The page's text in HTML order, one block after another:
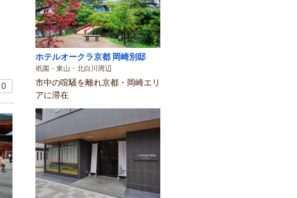
0
ホテルオークラ京都 岡崎別邸
祇園・東山・北白川周辺
市中の喧騒を離れ京都・岡崎エリ
アに滞在